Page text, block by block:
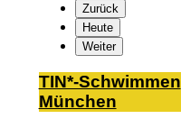
Zurück
Heute
Weiter
TIN*-Schwimmen
München